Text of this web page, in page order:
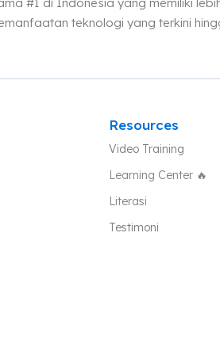
teknologi yang terkini
Resources
Video Training
Learning Center 🔥
Literasi
Testimoni